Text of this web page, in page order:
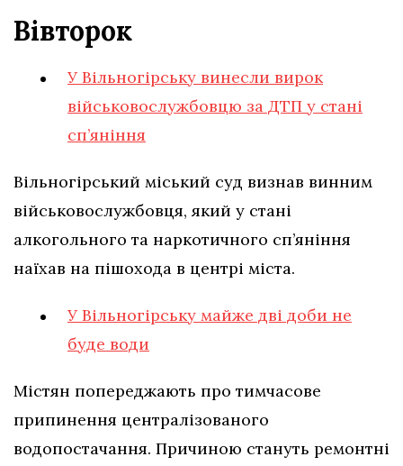
Вівторок
У Вільногірську винесли вирок
військовослужбовцю за ДТП у стані
сп’яніння
Вільногірський міський суд визнав винним
військовослужбовця, який у стані
алкогольного та наркотичного сп’яніння
наїхав на пішохода в центрі міста.
У Вільногірську майже дві доби не
буде води
Містян попереджають про тимчасове
припинення централізованого
водопостачання. Причиною стануть ремонтні